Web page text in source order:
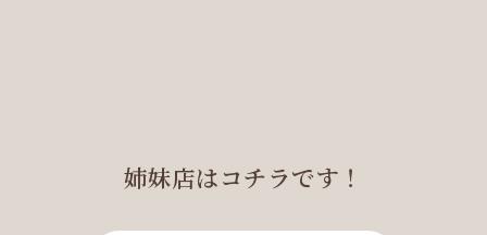
姉妹店はコチラです！